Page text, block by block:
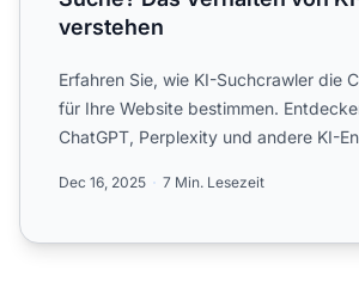
verstehen
Erfahren Sie, wie KI-Suchcrawler die
für Ihre Website bestimmen.
ChatGPT, Perplexity und andere KI-
Dec 16, 2025 7 Min. Lesezeit